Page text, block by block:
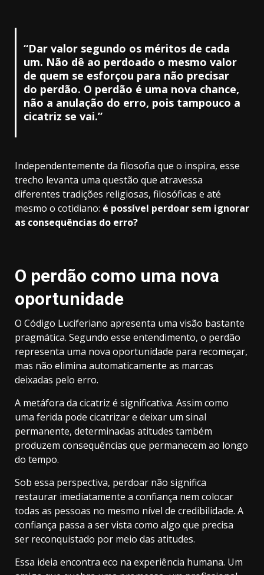
“Dar valor segundo os méritos de cada
um. Não dê ao perdoado o mesmo valor
de quem se esforçou para não precisar
do perdão. O perdão é uma nova chance,
não a anulação do erro, pois tampouco a
cicatriz se vai.”
Independentemente da filosofia que o inspira, esse
trecho levanta uma questão que atravessa
diferentes tradições religiosas, filosóficas e até
mesmo o cotidiano: é possível perdoar sem ignorar
as consequências do erro?
O perdão como uma nova
oportunidade
O Código Luciferiano apresenta uma visão bastante
pragmática. Segundo esse entendimento, o perdão
representa uma nova oportunidade para recomeçar,
mas não elimina automaticamente as marcas
deixadas pelo erro.
A metáfora da cicatriz é significativa. Assim como
uma ferida pode cicatrizar e deixar um sinal
permanente, determinadas atitudes também
produzem consequências que permanecem ao longo
do tempo.
Sob essa perspectiva, perdoar não significa
restaurar imediatamente a confiança nem colocar
todas as pessoas no mesmo nível de credibilidade. A
confiança passa a ser vista como algo que precisa
ser reconquistado por meio das atitudes.
Essa ideia encontra eco na experiência humana. Um